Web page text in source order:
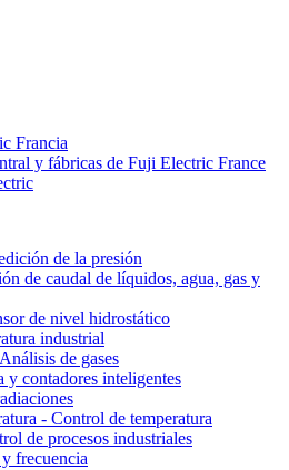
Francia
y fábricas de Fuji Electric France
de la presión
de caudal de líquidos, agua, gas y
de nivel hidrostático
industrial
de gases
y contadores inteligentes
- Control de temperatura
de procesos industriales
frecuencia